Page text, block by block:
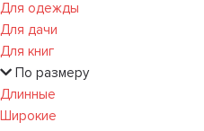
Для одежды
Для дачи
Для книг
По размеру
Длинные
Широкие